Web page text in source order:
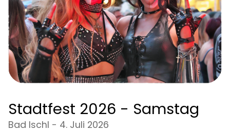
Stadtfest 2026 - Samstag
Bad Ischl - 4. Juli 2026